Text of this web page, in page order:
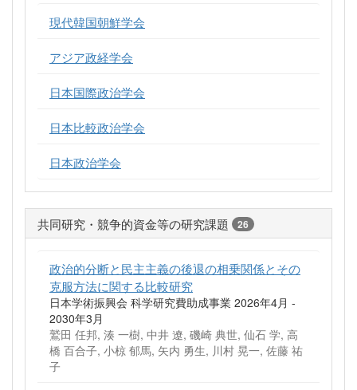
現代韓国朝鮮学会
アジア政経学会
日本国際政治学会
日本比較政治学会
日本政治学会
共同研究・競争的資金等の研究課題 26
政治的分断と民主主義の後退の相乗関係とその
克服方法に関する比較研究
日本学術振興会 科学研究費助成事業 2026年4月 -
2030年3月
鷲田 任邦, 湊 一樹, 中井 遼, 磯崎 典世, 仙石 学, 高
橋 百合子, 小椋 郁馬, 矢内 勇生, 川村 晃一, 佐藤 祐
子